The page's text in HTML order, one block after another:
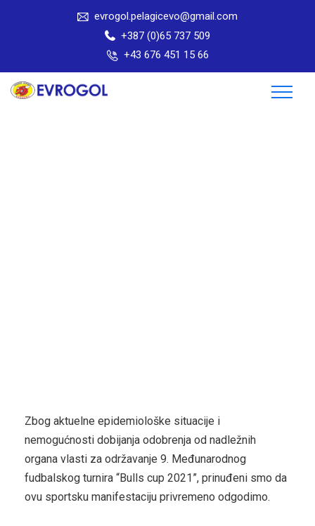
evrogol.pelagicevo@gmail.com
+387 (0)65 737 509
+43 676 451 15 66
Zbog aktuelne epidemiološke situacije i
nemogućnosti dobijanja odobrenja od nadležnih
organa vlasti za održavanje 9. Međunarodnog
fudbalskog turnira “Bulls cup 2021”, prinuđeni smo da
ovu sportsku manifestaciju privremeno odgodimo.